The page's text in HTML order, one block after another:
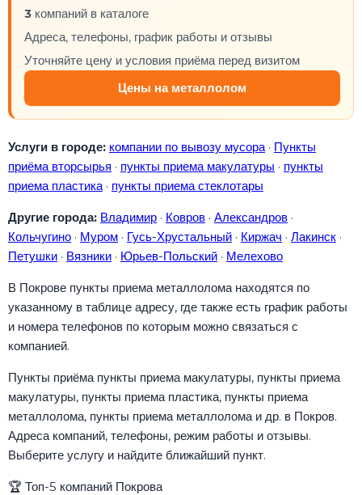
3 компаний в каталоге
Адреса, телефоны, график работы и отзывы
Уточняйте цену и условия приёма перед визитом
Цены на металлолом
Услуги в городе: компании по вывозу мусора· Пункты
приёма вторсырья · пункты приема макулатуры · пункты
приема пластика· пункты приема стеклотары
Другие города: Владимир · Ковров · Александров ·
Кольчугино · Муром · Гусь-Хрустальный · Киржач · Лакинск ·
Петушки · Вязники · Юрьев-Польский · Мелехово
В Покрове пункты приема металлолома находятся по
указанному в таблице адресу, где также есть график работы
и номера телефонов по которым можно связаться с
компанией.
Пункты приёма пункты приема макулатуры, пункты приема
макулатуры, пункты приема пластика, пункты приема
металлолома, пункты приема металлолома и др. в Покров.
Адреса компаний, телефоны, режим работы и отзывы.
Выберите услугу и найдите ближайший пункт.
🏆 Топ-5 компаний Покрова